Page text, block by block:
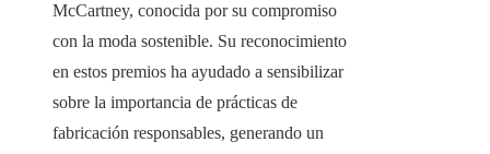
McCartney, conocida por su compromiso
con la moda sostenible. Su reconocimiento
en estos premios ha ayudado a sensibilizar
sobre la importancia de prácticas de
fabricación responsables, generando un